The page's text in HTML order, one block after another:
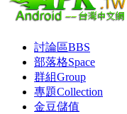
討論區BBS
部落格Space
群組Group
專題Collection
金豆儲值